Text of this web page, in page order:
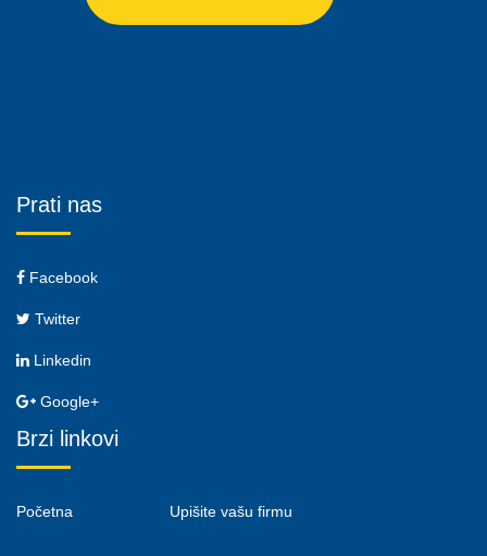
Prati nas
Facebook
Twitter
Linkedin
Google+
Brzi linkovi
Početna Upišite vašu firmu